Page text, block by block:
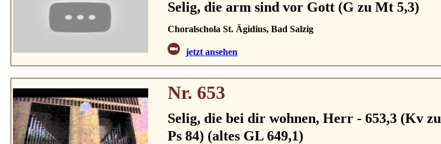
Selig, die arm sind vor Gott (G zu Mt 5,3)
Choralschola St. Ägidius, Bad Salzig
jetzt ansehen
Nr. 653
Selig, die bei dir wohnen, Herr - 653,3 (Kv zu
Ps 84) (altes GL 649,1)